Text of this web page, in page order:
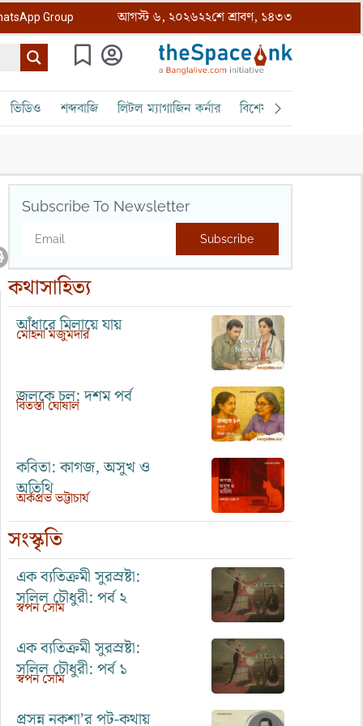
Group আগস্ট ৬, ২০২৬২২শে শ্রাবণ, ১৪৩৩
ভিডিও শব্দবাজি লিটল ম্যাগাজিন কর্নার বিশেষ ক্রোড়পত্র
Subscribe To Newsletter
Subscribe
কথাসাহিত্য
আঁধারে মিলায়ে যায়
মোহনা মজুমদার
জলকে চল: দশম পর্ব
বিতস্তা ঘোষাল
কবিতা: কাগজ, অসুখ ও
অতিথি
অর্কপ্রভ ভট্টাচার্য
সংস্কৃতি
এক ব্যতিক্রমী সুরস্রষ্টা:
সলিল চৌধুরী: পর্ব ২
স্বপন সোম
এক ব্যতিক্রমী সুরস্রষ্টা:
সলিল চৌধুরী: পর্ব ১
স্বপন সোম
প্রসন্ন নকশা’র পট-কথায়